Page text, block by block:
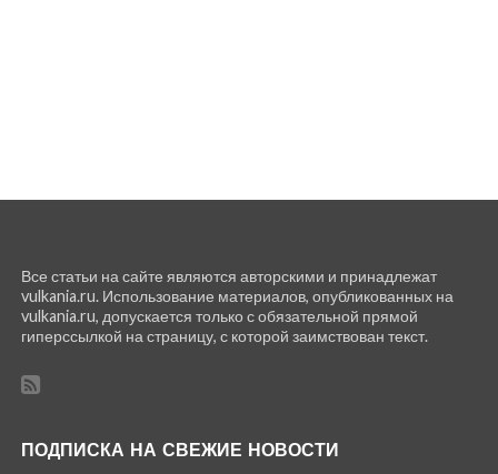
Все статьи на сайте являются авторскими и принадлежат
vulkania.ru. Использование материалов, опубликованных на
vulkania.ru, допускается только с обязательной прямой
гиперссылкой на страницу, с которой заимствован текст.
ПОДПИСКА НА СВЕЖИЕ НОВОСТИ